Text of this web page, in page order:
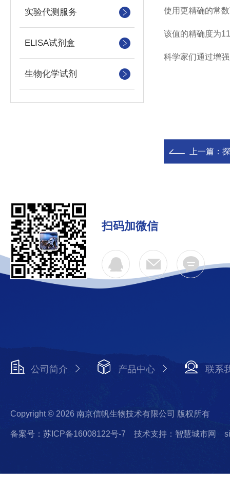
实验代测服务
ELISA试剂盒
生物化学试剂
使用更精确的常
该值的精确度为
科学家们通过增
上一篇：
扫码加微信
公司简介 产品中心 联系
Copyright © 2026 南京信帆生物技术有限公司 版权所有
备案号：苏ICP备16008122号-7 技术支持：智慧城市网